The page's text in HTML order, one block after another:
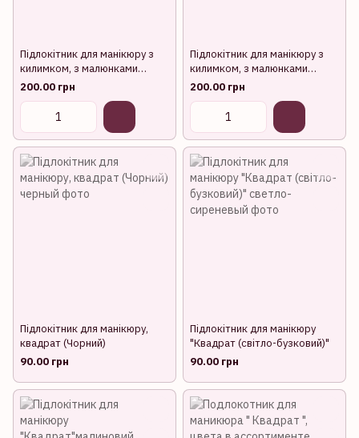
Підлокітник для манікюру з
килимком, з малюнками
(Париж)
200.00 грн
Підлокітник для манікюру з
килимком, з малюнками
(Листя)
200.00 грн
Підлокітник для манікюру,
квадрат (Чорний)
90.00 грн
Підлокітник для манікюру
"Квадрат (світло-бузковий)"
90.00 грн